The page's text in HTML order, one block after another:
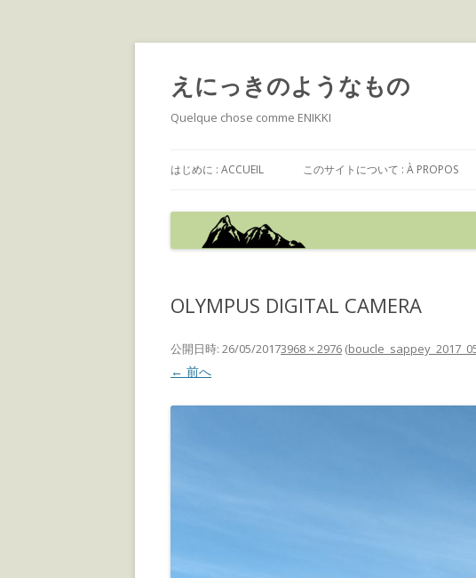
えにっきのようなもの
Quelque chose comme ENIKKI
はじめに : ACCUEIL このサイトについて : À PROPOS
OLYMPUS DIGITAL CAMERA
公開日時: 26/05/20173968 × 2976 (
← 前へ